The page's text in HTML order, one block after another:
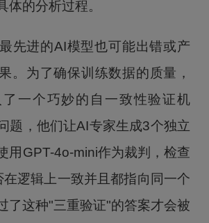
体的分析过程。
先进的AI模型也可能出错或产
。为了确保训练数据的质量，
一个巧妙的自一致性验证机
题，他们让AI专家生成3个独立
用GPT-4o-mini作为裁判，检查
逻辑上一致并且都指向同一个
了这种"三重验证"的答案才会被